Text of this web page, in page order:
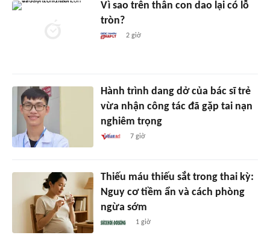
Vì sao trên thân con dao lại có lỗ
tròn?
2 giờ
Hành trình dang dở của bác sĩ trẻ
vừa nhận công tác đã gặp tai nạn
nghiêm trọng
7 giờ
Thiếu máu thiếu sắt trong thai kỳ:
Nguy cơ tiềm ẩn và cách phòng
ngừa sớm
1 giờ